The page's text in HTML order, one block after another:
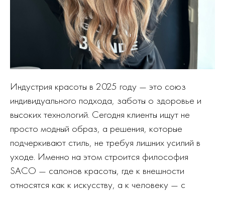
Индустрия красоты в 2025 году — это союз
индивидуального подхода, заботы о здоровье и
высоких технологий. Сегодня клиенты ищут не
просто модный образ, а решения, которые
подчеркивают стиль, не требуя лишних усилий в
уходе. Именно на этом строится философия
SACO — салонов красоты, где к внешности
относятся как к искусству, а к человеку — с